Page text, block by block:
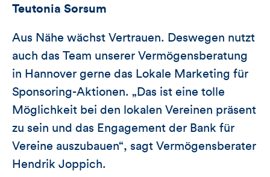
Teutonia Sorsum
Aus Nähe wächst Vertrauen. Deswegen nutzt
auch das Team unserer Vermögensberatung
in Hannover gerne das Lokale Marketing für
Sponsoring-Aktionen. „Das ist eine tolle
Möglichkeit bei den lokalen Vereinen präsent
zu sein und das Engagement der Bank für
Vereine auszubauen“, sagt Vermögensberater
Hendrik Joppich.